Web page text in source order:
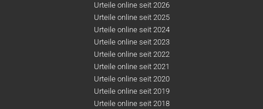
Urteile online seit 2026
Urteile online seit 2025
Urteile online seit 2024
Urteile online seit 2023
Urteile online seit 2022
Urteile online seit 2021
Urteile online seit 2020
Urteile online seit 2019
Urteile online seit 2018